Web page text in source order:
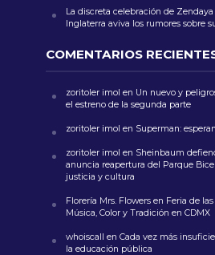
La discreta celebración de
Inglaterra aviva los rumores sobre
COMENTARIOS
zoritoler imol en Un nuevo y
el estreno de la segunda parte
zoritoler imol en Superman:
zoritoler imol en Sheinbaum
anuncia reapertura del Parque
justicia y cultura
Florería Mrs. Flowersen Feria de
Música, Color y Tradición en CDMX
whoiscall en Cada vez más
la educación pública